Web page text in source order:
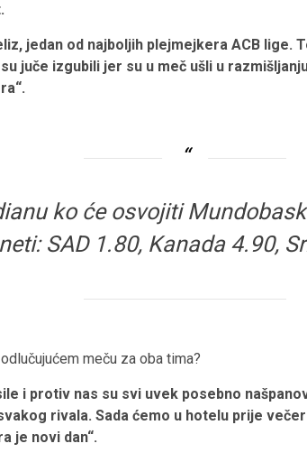
jedan od najboljih plejmejkera ACB lige.
juče izgubili jer su u meč ušli u
ko će osvojiti
SAD 1.80, Kanada 4.90,
meču za oba tima?
i protiv nas su svi uvek posebno
rivala. Sada ćemo u hotelu prije
je novi dan“.